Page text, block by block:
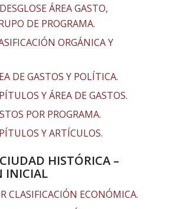
ÁREA GASTO,
DE PROGRAMA.
ORGÁNICA Y
DE GASTOS Y POLÍTICA.
Y ÁREA DE GASTOS.
POR PROGRAMA.
Y ARTÍCULOS.
HISTÓRICA –
INICIAL
CLASIFICACIÓN ECONÓMICA.